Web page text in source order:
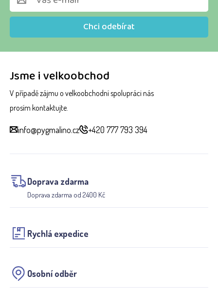
Jsme i velkoobchod
V případě zájmu o velkoobchodní spolupráci nás
prosím kontaktujte.
info@pygmalino.cz +420 777 793 394
Doprava zdarma
Doprava zdarma od 2400 Kč
Rychlá expedice
Osobní odběr
Chci odebírat